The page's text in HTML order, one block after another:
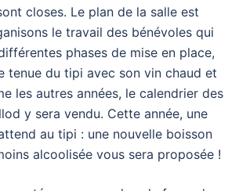
closes. Le plan de la salle est
le travail des bénévoles qui
phases de mise en place,
tenue du tipi avec son vin chaud et
les autres années, le calendrier des
y sera vendu. Cette année, une
au tipi : une nouvelle boisson
alcoolisée vous sera proposée !